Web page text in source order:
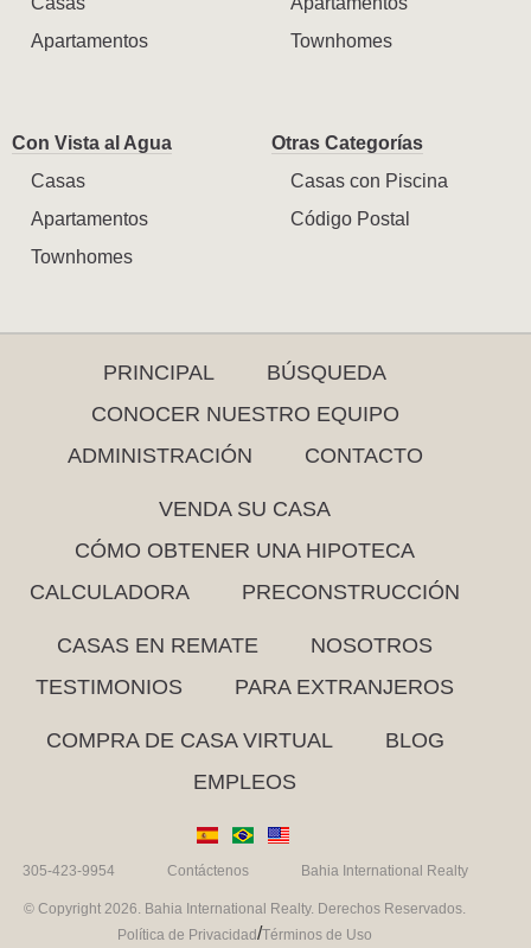
Apartamentos
Townhomes
Con Vista al Agua
Casas
Apartamentos
Townhomes
Otras Categorías
Casas con Piscina
Código Postal
PRINCIPAL
BÚSQUEDA
CONOCER NUESTRO EQUIPO
ADMINISTRACIÓN
CONTACTO
VENDA SU CASA
CÓMO OBTENER UNA HIPOTECA
CALCULADORA
PRECONSTRUCCIÓN
CASAS EN REMATE
NOSOTROS
TESTIMONIOS
PARA EXTRANJEROS
COMPRA DE CASA VIRTUAL
BLOG
EMPLEOS
305-423-9954 Contáctenos Bahia International Realty
© Copyright 2026. Bahia International Realty. Derechos Reservados.
Política de Privacidad/Términos de Uso